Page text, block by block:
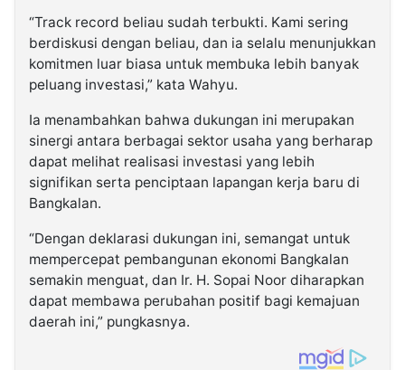
“Track record beliau sudah terbukti. Kami sering
berdiskusi dengan beliau, dan ia selalu menunjukkan
komitmen luar biasa untuk membuka lebih banyak
peluang investasi,” kata Wahyu.
Ia menambahkan bahwa dukungan ini merupakan
sinergi antara berbagai sektor usaha yang berharap
dapat melihat realisasi investasi yang lebih
signifikan serta penciptaan lapangan kerja baru di
Bangkalan.
“Dengan deklarasi dukungan ini, semangat untuk
mempercepat pembangunan ekonomi Bangkalan
semakin menguat, dan Ir. H. Sopai Noor diharapkan
dapat membawa perubahan positif bagi kemajuan
daerah ini,” pungkasnya.